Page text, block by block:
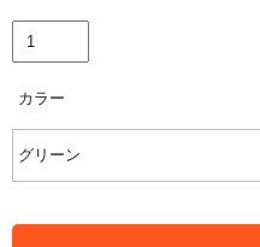
カラー